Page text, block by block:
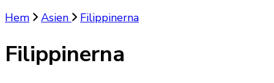
Hem
Asien Filippinerna
Filippinerna